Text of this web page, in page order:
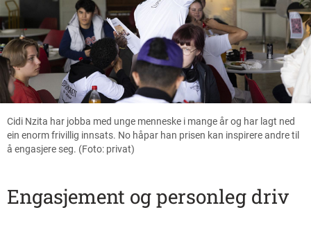
Cidi Nzita har jobba med unge menneske i mange år og har lagt ned
ein enorm frivillig innsats. No håpar han prisen kan inspirere andre til
å engasjere seg. (Foto: privat)
Engasjement og personleg driv